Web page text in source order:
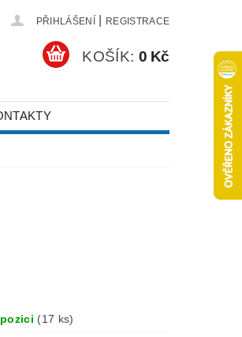
PŘIHLÁŠENÍ REGISTRACE
KOŠÍK: 0 Kč
(17 ks)